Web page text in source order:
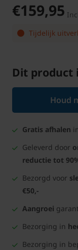
€159,95
Tijdelijk
Dit product
Houd
Gratis afhalen
Geleverd door
reductie tot
Bezorgd voor
€50,-
Aangroei
Bezorging in
Bezorging in